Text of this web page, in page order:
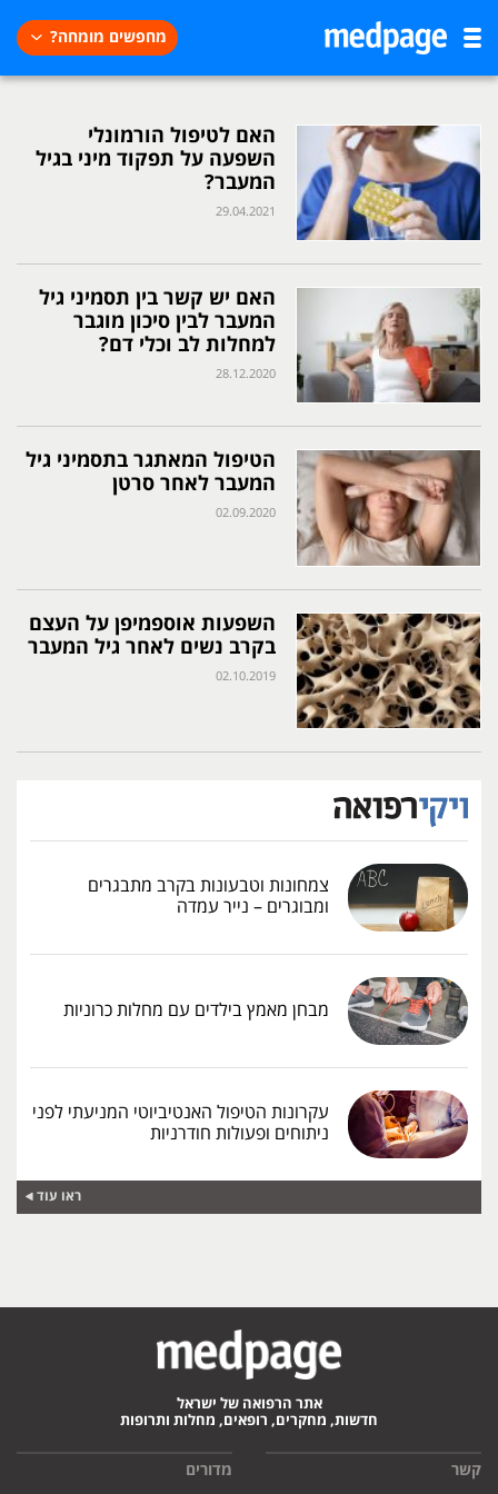
מחפשים מומחה?
האם לטיפול הורמונלי
השפעה על תפקוד מיני בגיל
המעבר?
29.04.2021
האם יש קשר בין תסמיני גיל
המעבר לבין סיכון מוגבר
למחלות לב וכלי דם?
28.12.2020
הטיפול המאתגר בתסמיני גיל
המעבר לאחר סרטן
02.09.2020
השפעות אוספמיפן על העצם
בקרב נשים לאחר גיל המעבר
02.10.2019
צמחונות וטבעונות בקרב מתבגרים
ומבוגרים – נייר עמדה
מבחן מאמץ בילדים עם מחלות כרוניות
עקרונות הטיפול האנטיביוטי המניעתי לפני
ניתוחים ופעולות חודרניות
ראו עוד
אתר הרפואה של ישראל
חדשות, מחקרים, רופאים, מחלות ותרופות
קשר מדורים